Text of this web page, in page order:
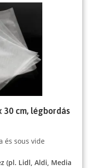
30 cm, légbordás
és sous vide
(pl. Lidl, Aldi, Media